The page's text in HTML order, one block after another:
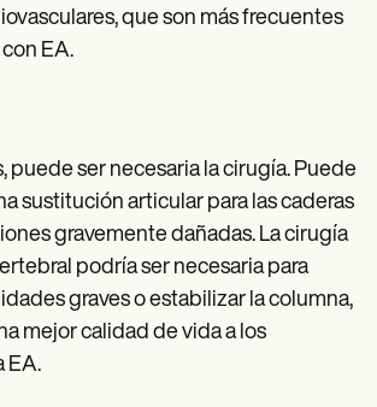
que son más frecuentes
EA.
puede ser necesaria la cirugía. Puede
sustitución articular para las caderas
gravemente dañadas. La cirugía
podría ser necesaria para
graves o estabilizar la columna,
mejor calidad de vida a los
EA.